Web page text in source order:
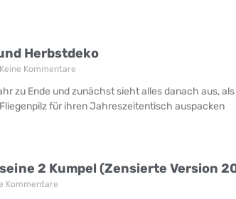
Herbstdeko
Keine Kommentare
zu Ende und zunächst sieht alles danach aus,
für ihren Jahreszeitentisch auspacken
2 Kumpel (Zensierte Version
Kommentare